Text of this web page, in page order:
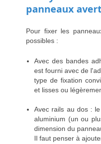
panneaux
Pour fixer les
possibles :
Avec des bandes
est fourni avec de
type de fixation
et lisses ou
Avec rails au dos :
aluminium (un ou
dimension du
Il faut penser à